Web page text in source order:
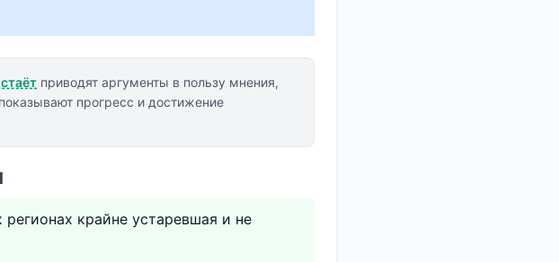
приводят аргументы в пользу мнения,
показывают прогресс и достижение
крайне устаревшая и не